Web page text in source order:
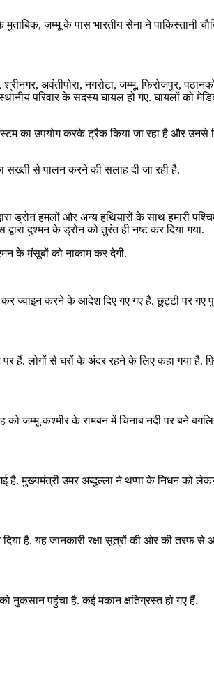
जम्मू के पास भारतीय सेना ने पाकिस्तानी
अवंतीपोरा, नगरोटा, जम्मू, फिरोजपुर,
परिवार के सदस्य घायल हो गए. घायलों को
का उपयोग करके ट्रैक किया जा रहा है और उनसे
सख्ती से पालन करने की सलाह दी जा रही है.
ड्रोन हमलों और अन्य हथियारों के साथ हमारी
दुश्मन के ड्रोन को तुरंत ही नष्ट कर दिया गया.
के मंसूबों को नाकाम कर देगी.
ज्वाइन करने के आदेश दिए गए गए हैं. छुट्टी पर गए
हैं. लोगों से घरों के अंदर रहने के लिए कहा गया है.
को जम्मू-कश्मीर के रामबन में चिनाब नदी पर बने
है. मुख्यमंत्री उमर अब्दुल्ला ने थप्पा के निधन को
है. यह जानकारी रक्षा सूत्रों की ओर की तरफ
नुकसान पहुंचा है. कई मकान क्षतिग्रस्त हो गए हैं.